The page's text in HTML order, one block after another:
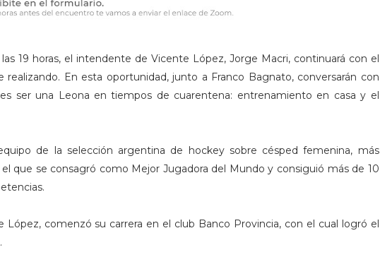
19 horas, el intendente de Vicente López, Jorge Macri, continuará con el
realizando. En esta oportunidad, junto a Franco Bagnato, conversarán con
ser una Leona en tiempos de cuarentena: entrenamiento en casa y el
de la selección argentina de hockey sobre césped femenina, más
el que se consagró como Mejor Jugadora del Mundo y consiguió más de 10
López, comenzó su carrera en el club Banco Provincia, con el cual logró el